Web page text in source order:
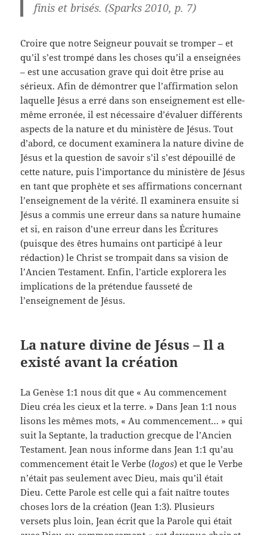
finis et brisés. (Sparks 2010, p. 7)
Croire que notre Seigneur pouvait se tromper – et
qu’il s’est trompé dans les choses qu’il a enseignées
– est une accusation grave qui doit être prise au
sérieux. Afin de démontrer que l’affirmation selon
laquelle Jésus a erré dans son enseignement est elle-
même erronée, il est nécessaire d’évaluer différents
aspects de la nature et du ministère de Jésus. Tout
d’abord, ce document examinera la nature divine de
Jésus et la question de savoir s’il s’est dépouillé de
cette nature, puis l’importance du ministère de Jésus
en tant que prophète et ses affirmations concernant
l’enseignement de la vérité. Il examinera ensuite si
Jésus a commis une erreur dans sa nature humaine
et si, en raison d’une erreur dans les Écritures
(puisque des êtres humains ont participé à leur
rédaction) le Christ se trompait dans sa vision de
l’Ancien Testament. Enfin, l’article explorera les
implications de la prétendue fausseté de
l’enseignement de Jésus.
La nature divine de Jésus – Il a
existé avant la création
La Genèse 1:1 nous dit que « Au commencement
Dieu créa les cieux et la terre. » Dans Jean 1:1 nous
lisons les mêmes mots, « Au commencement… » qui
suit la Septante, la traduction grecque de l’Ancien
Testament. Jean nous informe dans Jean 1:1 qu’au
commencement était le Verbe (logos) et que le Verbe
n’était pas seulement avec Dieu, mais qu’il était
Dieu. Cette Parole est celle qui a fait naître toutes
choses lors de la création (Jean 1:3). Plusieurs
versets plus loin, Jean écrit que la Parole qui était